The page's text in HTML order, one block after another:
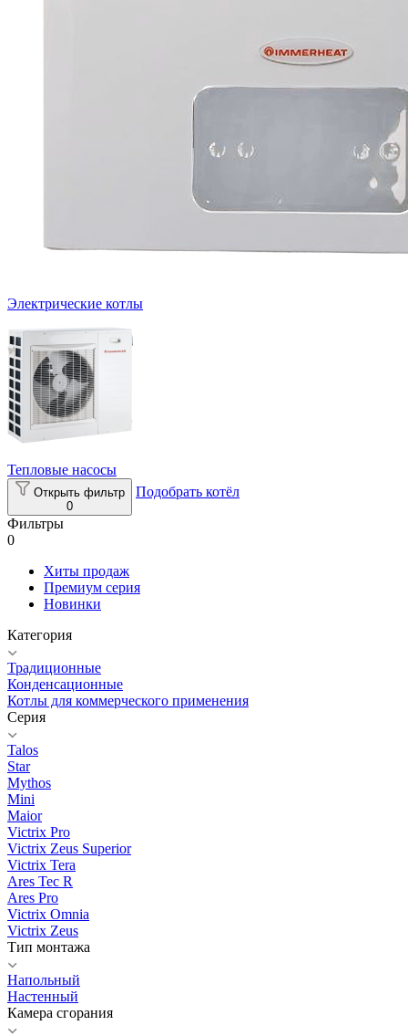
Электрические котлы
Тепловые насосы
Открыть фильтр
0
Подобрать котёл
Фильтры
0
Хиты продаж
Премиум серия
Новинки
Категория
Традиционные
Конденсационные
Котлы для коммерческого применения
Серия
Talos
Star
Mythos
Mini
Maior
Victrix Pro
Victrix Zeus Superior
Victrix Tera
Ares Tec R
Ares Pro
Victrix Omnia
Victrix Zeus
Тип монтажа
Напольный
Настенный
Камера сгорания